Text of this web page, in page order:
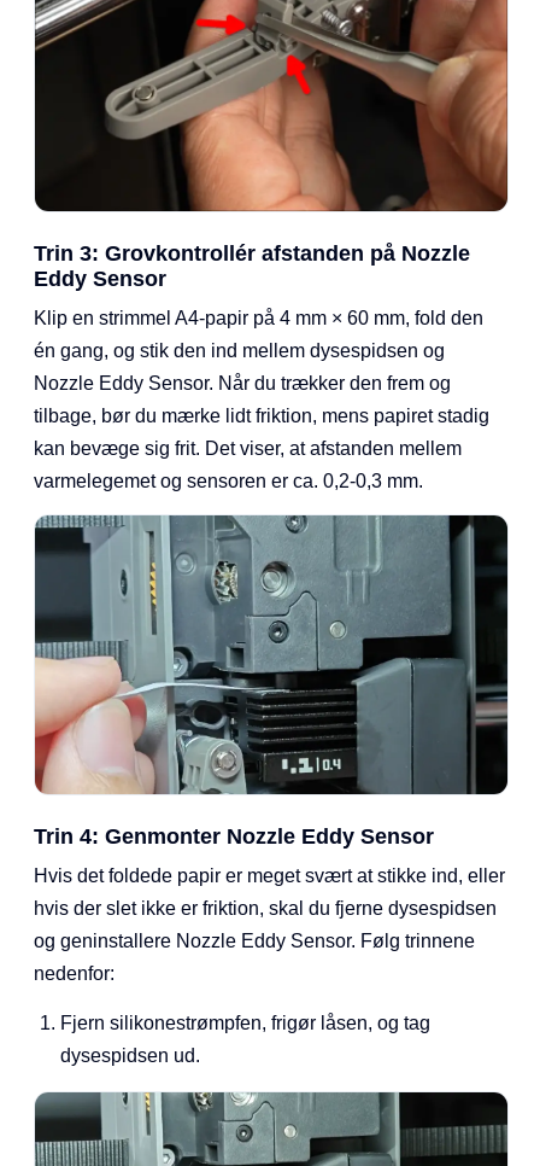
Trin 3: Grovkontrollér afstanden på Nozzle
Eddy Sensor
Klip en strimmel A4-papir på 4 mm × 60 mm, fold den
én gang, og stik den ind mellem dysespidsen og
Nozzle Eddy Sensor. Når du trækker den frem og
tilbage, bør du mærke lidt friktion, mens papiret stadig
kan bevæge sig frit. Det viser, at afstanden mellem
varmelegemet og sensoren er ca. 0,2-0,3 mm.
Trin 4: Genmonter Nozzle Eddy Sensor
Hvis det foldede papir er meget svært at stikke ind, eller
hvis der slet ikke er friktion, skal du fjerne dysespidsen
og geninstallere Nozzle Eddy Sensor. Følg trinnene
nedenfor:
Fjern silikonestrømpfen, frigør låsen, og tag
dysespidsen ud.